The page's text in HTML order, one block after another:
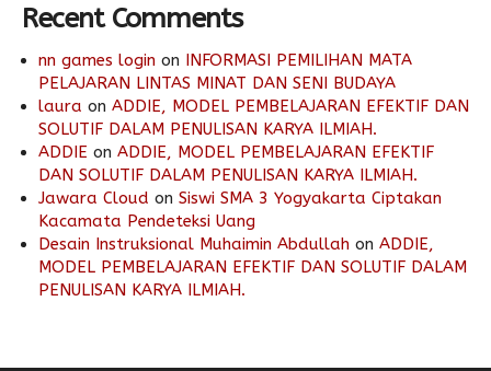
Recent Comments
nn games login on INFORMASI PEMILIHAN MATA
PELAJARAN LINTAS MINAT DAN SENI BUDAYA
laura on ADDIE, MODEL PEMBELAJARAN EFEKTIF DAN
SOLUTIF DALAM PENULISAN KARYA ILMIAH.
ADDIE on ADDIE, MODEL PEMBELAJARAN EFEKTIF
DAN SOLUTIF DALAM PENULISAN KARYA ILMIAH.
Jawara Cloud on Siswi SMA 3 Yogyakarta Ciptakan
Kacamata Pendeteksi Uang
Desain Instruksional Muhaimin Abdullah on ADDIE,
MODEL PEMBELAJARAN EFEKTIF DAN SOLUTIF DALAM
PENULISAN KARYA ILMIAH.